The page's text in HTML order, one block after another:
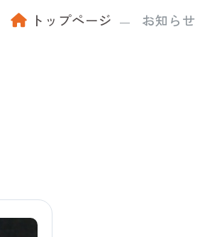
トップページ お知らせ